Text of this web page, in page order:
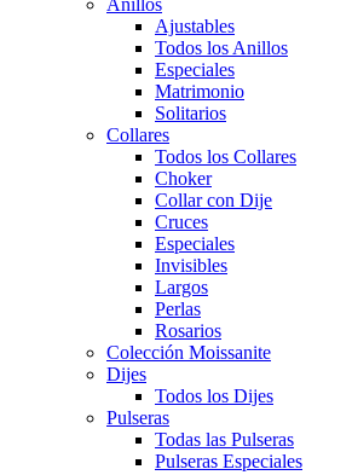
Anillos
Ajustables
Todos los Anillos
Especiales
Matrimonio
Solitarios
Collares
Todos los Collares
Choker
Collar con Dije
Cruces
Especiales
Invisibles
Largos
Perlas
Rosarios
Colección Moissanite
Dijes
Todos los Dijes
Pulseras
Todas las Pulseras
Pulseras Especiales